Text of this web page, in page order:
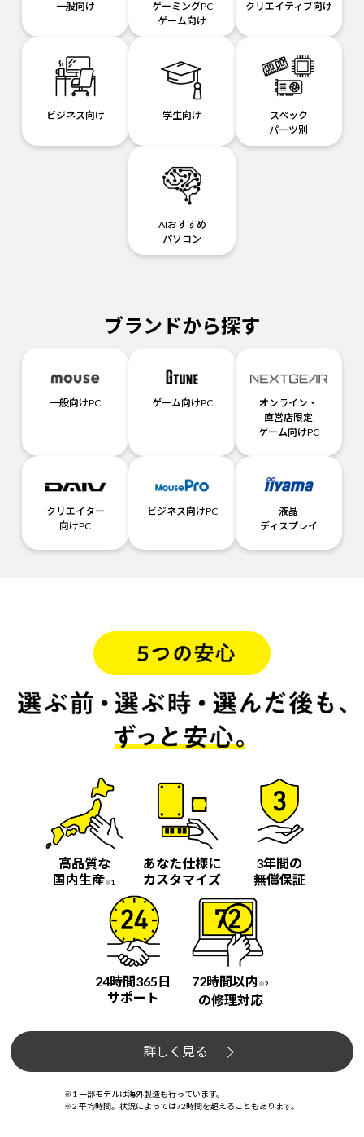
一般向け
ゲーミングPC
ゲーム向け
クリエイティブ向け
ビジネス向け 学生向け
スペック
パーツ別
AIおすすめ
パソコン
ブランドから探す
一般向けPC ゲーム向けPC
オンライン・
直営店限定
ゲーム向けPC
クリエイター
向けPC
ビジネス向けPC
液晶
ディスプレイ
高品質な
国内生産※1
あなた仕様に
カスタマイズ
3年間の
無償保証
24時間365日
サポート
72時間以内 ※2
の修理対応
詳しく見る
※1 一部モデルは海外製造も行っています。
※2 平均時間。状況によっては72時間を超えることもあります。